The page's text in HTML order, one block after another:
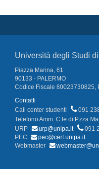
Università degli Studi
Piazza Marina, 61
90133 - PALERMO
Codice Fiscale 80023730825,
Contatti
Call center studenti
091
Telefono Amm. C.le di P.zza
URP
urp@unipa.it
091
PEC
pec@cert.unipa.it
Webmaster